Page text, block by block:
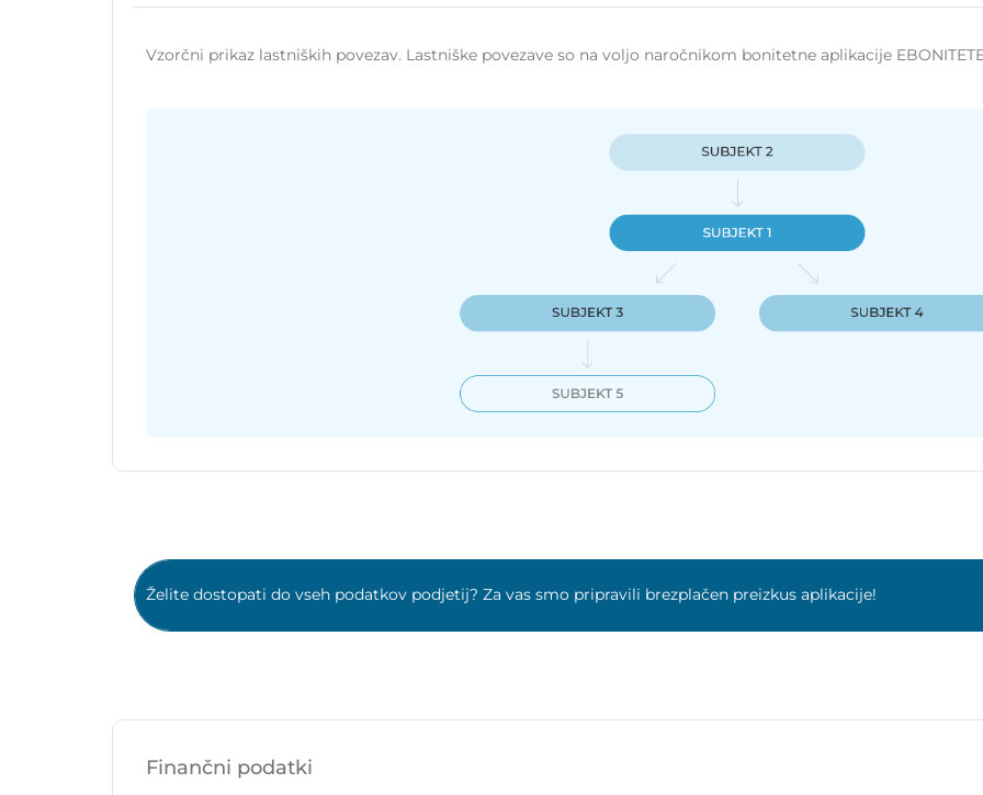
Vzorčni prikaz lastniških povezav. Lastniške povezave so na voljo naročnikom bonitetne aplikacije
Želite dostopati do vseh podatkov podjetij? Za vas smo pripravili brezplačen preizkus aplikacije!
Finančni podatki